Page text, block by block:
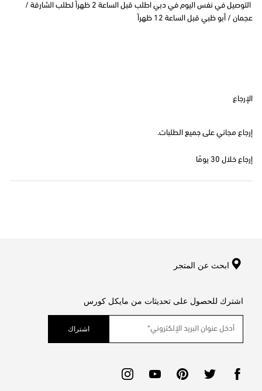
التوصيل في نفس اليوم في دبي اطلب قبل الساعة 2 ظهراً لطلب الشارقة /
عجمان / أبو ظبي قبل الساعة 12 ظهراً
الإرجاع
إرجاع مجاني على جميع الطلبات.
إرجاع خلال 30 يومًا
ابحث عن المتجر
اشترك للحصول على تحديثات من مايكل كورس
اشتراك